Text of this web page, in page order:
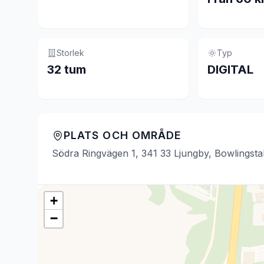
Storlek
32 tum
Typ
DIGITAL
PLATS OCH OMRÅDE
Södra Ringvägen 1, 341 33 Ljungby,
+
−